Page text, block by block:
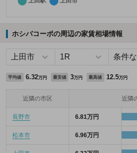
ホシバコーポの周辺の家賃相場情報
平均値 6.32万円 最安値 3万円 最高値 12.5万円
近隣の市区 近隣
長野市 6.81万円
松本市 6.96万円